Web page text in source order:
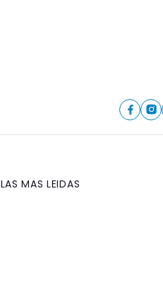
LAS MAS LEIDAS